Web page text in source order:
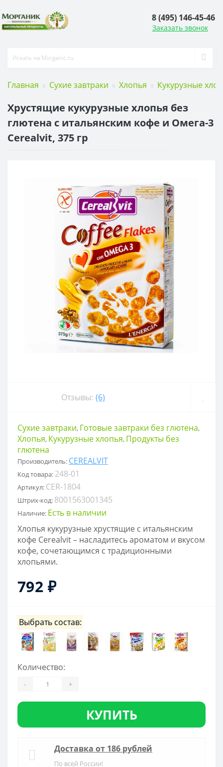
8 (495) 146-45-46
Заказать звонок
Главная Сухие завтраки Хлопья Кукурузные
Хрустящие кукурузные хлопья без
глютена с итальянским кофе и Омега-3
Cerealvit, 375 гр
Отзывы: (6)
Сухие завтраки, Готовые завтраки без глютена,
Хлопья, Кукурузные хлопья, Продукты без
глютена
Производитель: CEREALVIT
Код товара: 248-01
Артикул: CER-1804
Штрих-код: 8001563001345
Наличие: Есть в наличии
Хлопья кукурузные хрустящие с итальянским
кофе Cerealvit – насладитесь ароматом и вкусом
кофе, сочетающимся с традиционными
хлопьями.
792 ₽
Выбрать состав:
Количество:
- +
КУПИТЬ
Доставка от 186 рублей
По всей России!